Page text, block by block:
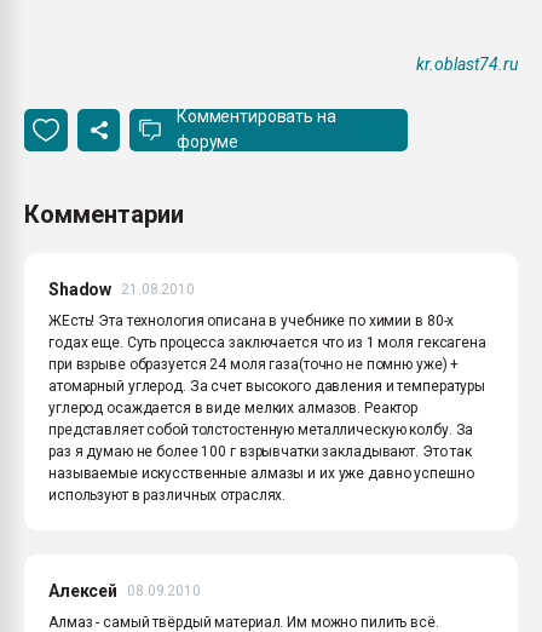
kr.oblast74.ru
Комментировать на
форуме
Комментарии
Shadow
21.08.2010
ЖЕсть! Эта технология описана в учебнике по химии в 80-х
годах еще. Суть процесса заключается что из 1 моля гексагена
при взрыве образуется 24 моля газа(точно не помню уже) +
атомарный углерод. За счет высокого давления и температуры
углерод осаждается в виде мелких алмазов. Реактор
представляет собой толстостенную металлическую колбу. За
раз я думаю не более 100 г взрывчатки закладывают. Это так
называемые искусственные алмазы и их уже давно успешно
используют в различных отраслях.
Алексей
08.09.2010
Алмаз - самый твёрдый материал. Им можно пилить всё.